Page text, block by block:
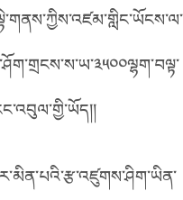
find things?